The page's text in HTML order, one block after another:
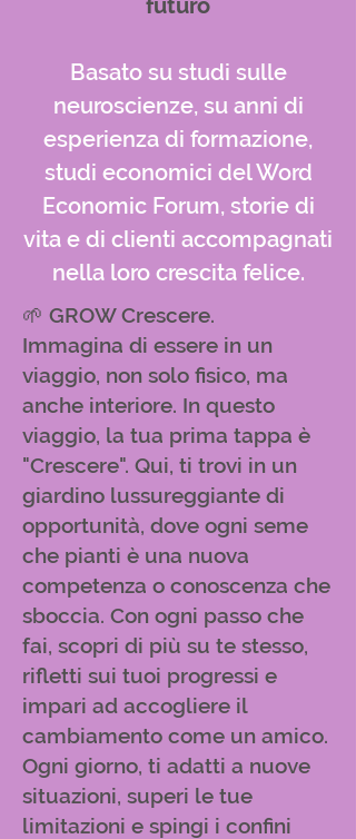
futuro
Basato su studi sulle
neuroscienze, su anni di
esperienza di formazione,
studi economici del Word
Economic Forum, storie di
vita e di clienti accompagnati
nella loro crescita felice.
🌱 GROW Crescere.
Immagina di essere in un
viaggio, non solo fisico, ma
anche interiore. In questo
viaggio, la tua prima tappa è
"Crescere". Qui, ti trovi in un
giardino lussureggiante di
opportunità, dove ogni seme
che pianti è una nuova
competenza o conoscenza che
sboccia. Con ogni passo che
fai, scopri di più su te stesso,
rifletti sui tuoi progressi e
impari ad accogliere il
cambiamento come un amico.
Ogni giorno, ti adatti a nuove
situazioni, superi le tue
limitazioni e spingi i confini